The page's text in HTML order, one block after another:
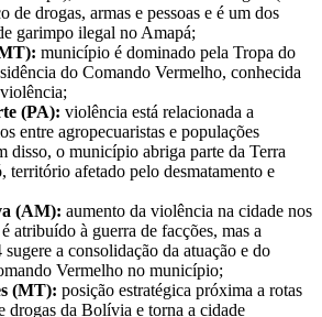
de drogas, armas e pessoas e é um dos
garimpo ilegal no Amapá;
município é dominado pela Tropa do
do Comando Vermelho, conhecida
(PA): violência está relacionada a
entre agropecuaristas e populações
disso, o município abriga parte da Terra
território afetado pelo desmatamento e
(AM): aumento da violência na cidade nos
atribuído à guerra de facções, mas a
a consolidação da atuação e do
Vermelho no município;
(MT): posição estratégica próxima a rotas
drogas da Bolívia e torna a cidade